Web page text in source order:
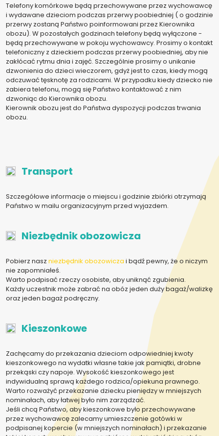
Telefony komórkowe będą przechowywane przez wychowawcę
i wydawane dzieciom podczas przerwy poobiedniej ( o godzinie
przerwy zostaną Państwo poinformowani przez Kierownika
obozu). W pozostałych godzinach telefony będą wyłączone -
będą przechowywane w pokoju wychowawcy. Prosimy o kontakt
telefoniczny z dzieckiem podczas przerwy poobiedniej, aby nie
zakłócać rytmu dnia i zajęć. Szczególnie prosimy o unikanie
dzwonienia do dzieci wieczorem, gdyż jest to czas, kiedy mogą
odczuwać tęsknotę za rodzicami. W przypadku kiedy dziecko nie
zabiera telefonu, mogą się Państwo kontaktować z nim
dzwoniąc do Kierownika obozu.
Kierownik obozu jest do Państwa dyspozycji podczas trwania
obozu.
Transport
Szczegółowe informacje o miejscu i godzinie zbiórki otrzymają
Państwo w mailu organizacyjnym przed wyjazdem.
Niezbędnik obozowicza
Pobierz nasz niezbędnik obozowicza i bądź pewny, że o niczym
nie zapomniałeś.
Warto podpisać rzeczy osobiste, aby uniknąć zgubienia.
Każdy uczestnik może zabrać na obóz jeden duży bagaż/walizkę
oraz jeden bagaż podręczny.
Kieszonkowe
Zachęcamy do przekazania dzieciom odpowiedniej kwoty
kieszonkowego na wydatki własne takie jak pamiątki, drobne
przekąski czy napoje. Wysokość kieszonkowego jest
indywidualną sprawą każdego rodzica/opiekuna prawnego.
Warto rozważyć przekazanie dziecku pieniędzy w mniejszych
nominałach, aby łatwej było nim zarządzać.
Jeśli chcą Państwo, aby kieszonkowe było przechowywane
przez wychowawcę zalecamy umieszczenie gotówki w
podpisanej kopercie (w mniejszych nominałach) i przekazanie